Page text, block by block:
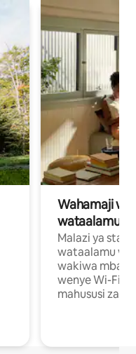
Wahamaji
wataalamu
Malazi ya
wataalamu
wakiwa mbali
wenye Wi-Fi
mahususi za